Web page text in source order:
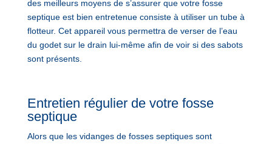
des meilleurs moyens de s’assurer que votre fosse
septique est bien entretenue consiste à utiliser un tube à
flotteur. Cet appareil vous permettra de verser de l’eau
du godet sur le drain lui-même afin de voir si des sabots
sont présents.
Entretien régulier de votre fosse
septique
Alors que les vidanges de fosses septiques sont